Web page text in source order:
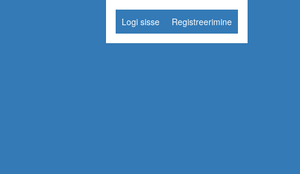
Logi sisse Registreerimine